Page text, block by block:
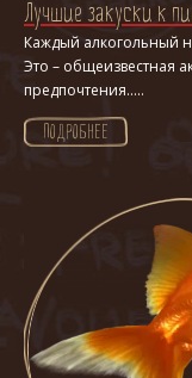
Лучшие закуски к
Каждый алкогольный
Это – общеизвестная
предпочтения.....
ПОДРОБНЕЕ